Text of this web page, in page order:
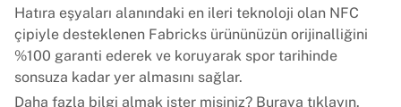
Hatıra eşyaları alanındaki en ileri teknoloji olan NFC
çipiyle desteklenen Fabricks ürününüzün orijinalliğini
%100 garanti ederek ve koruyarak spor tarihinde
sonsuza kadar yer almasını sağlar.
Daha fazla bilgi almak ister misiniz? Buraya tıklayın.